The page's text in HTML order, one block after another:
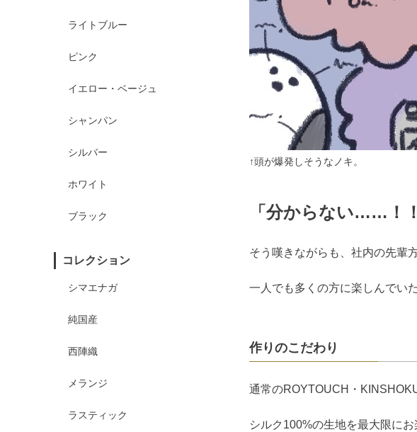
ライトブルー
ピンク
イエロー・ベージュ
シャンパン
シルバー
ホワイト
ブラック
コレクション
シマエナガ
純国産
西陣織
メランジ
ラスティック
↑頭が爆発しそうなノキ。
「分からない……！！
そう嘆きながらも、社内の先輩
一人でも多くの方に楽しんでい
作りのこだわり
通常のROYTOUCH・
シルク100%の生地を最大限に